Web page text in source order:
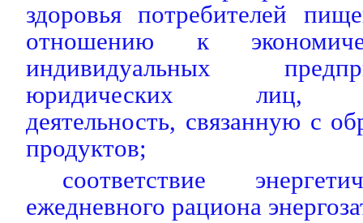
здоровья потребителей
отношению к
индивидуальных
юридических лиц,
деятельность, связанную с
продуктов;
соответствие
ежедневного рациона